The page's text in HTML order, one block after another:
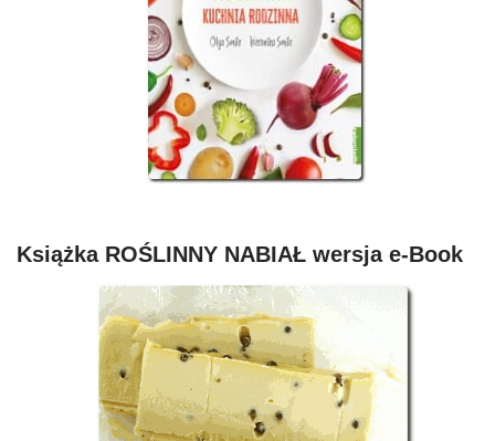
Książka ROŚLINNY NABIAŁ wersja e-Book